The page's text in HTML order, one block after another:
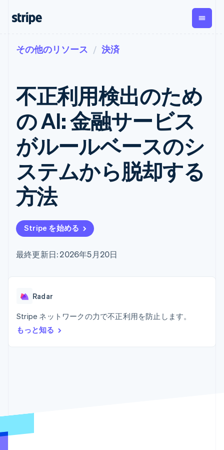
支払い
オンライン決
済
Managed
Payments
マーチャント
オブレコード
ソリューショ
ン
Payment links
不要の決済ペ
ージ
Checkout
構築済み決済
UI
Elements
ポーネント
決済手段
済手段を利用
Boost
決済成功率の
Link
スピーディー
収益
経常収益
Metronome
従量課金
サブスクリ
プション
サブスクリ
プションの
Invoicing
1 回限りまた
は継続
Recognition
自動化
データの同
Global
Payouts
第三者
への入
イス
フォー
Radar
企業規模別
ユースケース別
エージェンティックコマ
ース
E コマース / ECサイト
埋込型金融
請求・財務関連
プラットフォーム
SaaS
ゲーム
ホスピタリティ、旅行、
メディアおよびエンター
ドキュメント
ライブラリと SDK
Stripe Apps
ガイド
オンライン決済を受け付
け
構築済みの決済を実装
理
従量課金請求を提供
のカードを発行
エージェントによるサー
と管理
リソース
コードサンプル
学ぶ
ガイド
サポート
サポートに問い合わせる
管理サポートプラン
プロフェッショナルサー
ビス
会社
製品ロードマップ
レンス
ニュースルーム
お問い合わせ
その他のリソース 決済
不正利用検出のため
の AI: 金融サービス
がルールベースのシ
ステムから脱却する
方法
Stripe を始める
最終更新日: 2026年5月20日
Radar
Stripe ネットワークの力で不正利用を防止します。
もっと知る